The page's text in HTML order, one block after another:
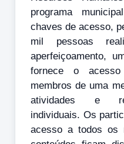
programa
chaves de acesso,
mil pessoas
aperfeiçoamento,
fornece o
membros de uma
atividades e
individuais. Os
acesso a todos os